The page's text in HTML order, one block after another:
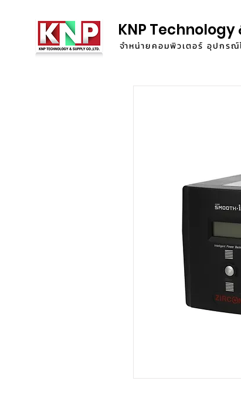
KNP Technology
จำหน่ายคอมพิวเตอร์ อุปกรณ์